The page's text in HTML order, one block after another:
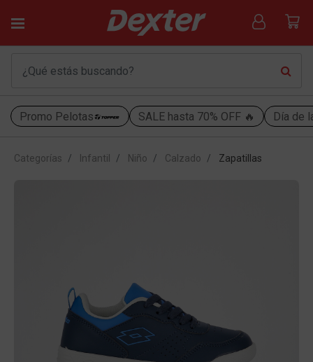
Promo Pelotas SALE hasta 70% OFF 🔥 Día de
Categorías Infantil Niño Calzado Zapatillas